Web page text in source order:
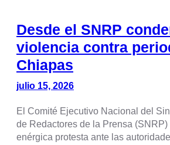
Desde el SNRP
violencia contra
Chiapas
julio 15, 2026
El Comité Ejecutivo Nacional del
de Redactores de la Prensa
enérgica protesta ante las